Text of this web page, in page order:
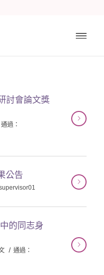
討會論文獎
通過：
公告
的同志身
/ 通過：